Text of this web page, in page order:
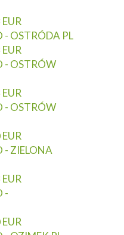
EUR
- OSTRÓDA PL
EUR
- OSTRÓW
EUR
- OSTRÓW
EUR
- ZIELONA
EUR
-
EUR